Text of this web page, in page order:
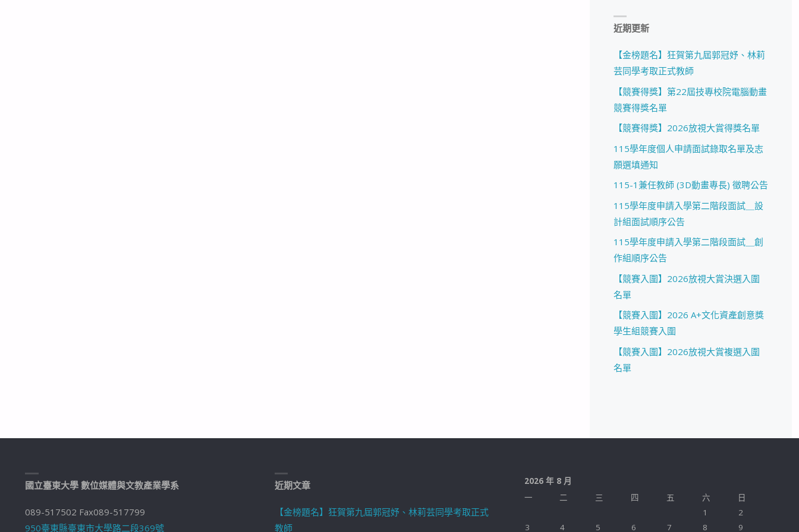
近期更新
【金榜題名】狂賀第九屆郭冠妤、林莉
芸同學考取正式教師
【競賽得獎】第22屆技專校院電腦動畫
競賽得獎名單
【競賽得獎】2026放視大賞得獎名單
115學年度個人申請面試錄取名單及志
願選填通知
115-1兼任教師 (3D動畫專長) 徵聘公告
115學年度申請入學第二階段面試＿設
計組面試順序公告
115學年度申請入學第二階段面試＿創
作組順序公告
【競賽入圍】2026放視大賞決選入圍
名單
【競賽入圍】2026 A+文化資產創意獎
學生組競賽入圍
【競賽入圍】2026放視大賞複選入圍
名單
國立臺東大學 數位媒體與文教產業學系
089-517502 Fax089-517799
950臺東縣臺東市大學路二段369號
近期文章
【金榜題名】狂賀第九屆郭冠妤、林莉芸同學考取正式
教師
2026 年 8 月
一
二 三 四 五 六
日
1
2
3
4 5 6 7 8 9